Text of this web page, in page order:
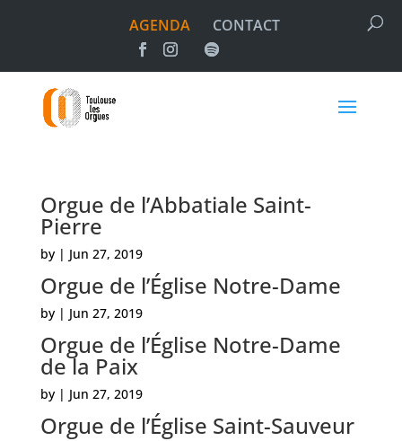
AGENDA CONTACT
Orgue de l’Abbatiale Saint-
Pierre
by | Jun 27, 2019
Orgue de l’Église Notre-Dame
by | Jun 27, 2019
Orgue de l’Église Notre-Dame
de la Paix
by | Jun 27, 2019
Orgue de l’Église Saint-Sauveur